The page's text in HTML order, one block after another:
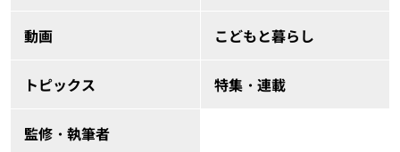
動画 こどもと暮らし
トピックス 特集・連載
監修・執筆者